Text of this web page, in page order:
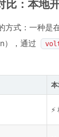
：本地
方式：一种是
），通过